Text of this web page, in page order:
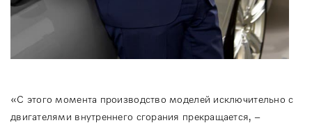
«С этого момента производство моделей исключительно с
двигателями внутреннего сгорания прекращается, –